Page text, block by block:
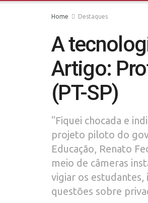
Home Destaques
A
Artigo:
(PT-SP)
"Fiquei chocada e
projeto piloto do
Educação, Renato
meio de câmeras
vigiar os estudantes,
questões sobre